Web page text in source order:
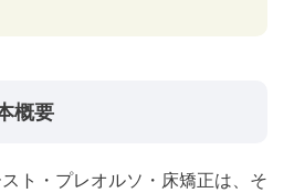
概要
ト・プレオルソ・床矯正は、そ